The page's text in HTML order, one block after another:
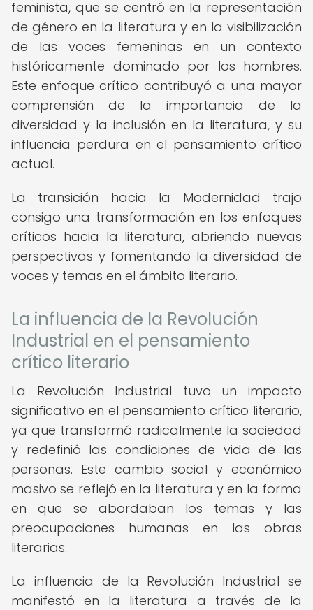
feminista, que se centró en la representación
de género en la literatura y en la visibilización
de las voces femeninas en un contexto
históricamente dominado por los hombres.
Este enfoque crítico contribuyó a una mayor
comprensión de la importancia de la
diversidad y la inclusión en la literatura, y su
influencia perdura en el pensamiento crítico
actual.
La transición hacia la Modernidad trajo
consigo una transformación en los enfoques
críticos hacia la literatura, abriendo nuevas
perspectivas y fomentando la diversidad de
voces y temas en el ámbito literario.
La influencia de la Revolución
Industrial en el pensamiento
crítico literario
La Revolución Industrial tuvo un impacto
significativo en el pensamiento crítico literario,
ya que transformó radicalmente la sociedad
y redefinió las condiciones de vida de las
personas. Este cambio social y económico
masivo se reflejó en la literatura y en la forma
en que se abordaban los temas y las
preocupaciones humanas en las obras
literarias.
La influencia de la Revolución Industrial se
manifestó en la literatura a través de la